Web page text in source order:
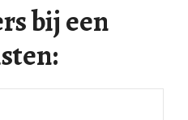
bij een